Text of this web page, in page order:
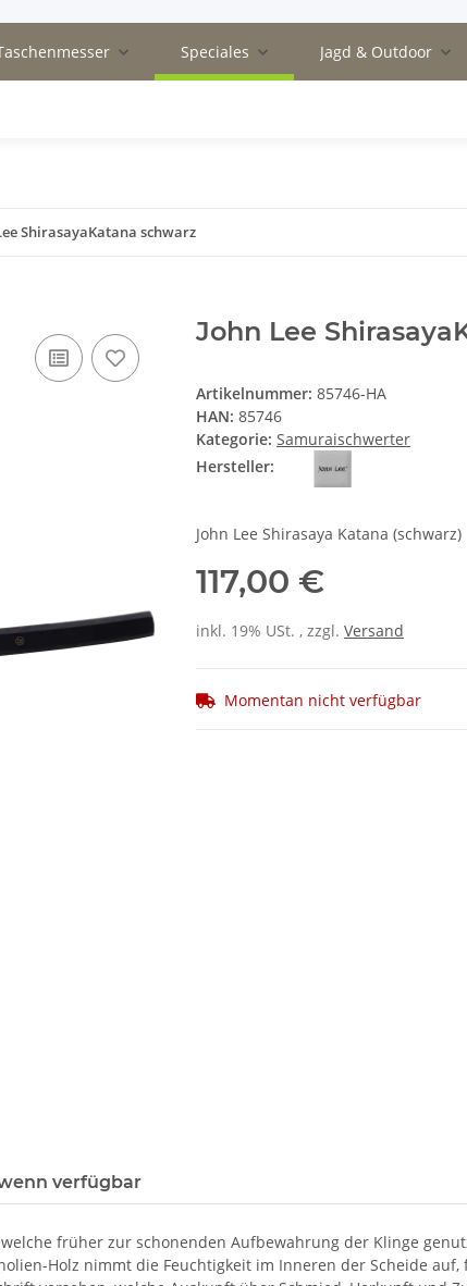
Speciales Jagd & Outdoor
ShirasayaKatana schwarz
John Lee
Artikelnummer: 85746-HA
HAN: 85746
Kategorie: Samuraischwerter
Hersteller:
John Lee Shirasaya Katana (schwarz)
117,00 €
inkl. 19% USt. , zzgl. Versand
Momentan nicht verfügbar
verfügbar
früher zur schonenden Aufbewahrung der Klinge
Holz nimmt die Feuchtigkeit im Inneren der Scheide